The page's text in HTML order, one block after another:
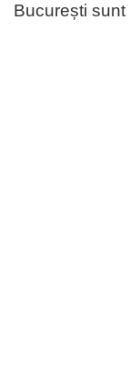
București